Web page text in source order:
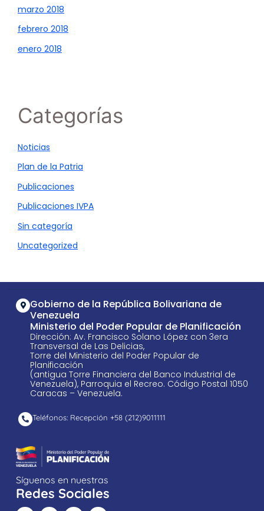
marzo 2018
febrero 2018
enero 2018
Categorías
Noticias
Plan de la Patria
Publicaciones
Publicaciones IVPA
Sin categoría
Uncategorized
Gobierno de la República Bolivariana de
Venezuela
Ministerio del Poder Popular de Planificación
Dirección: Av. Francisco Solano López con 3era
Transversal de Las Delicias,
Torre del Ministerio del Poder Popular de
Planificación
(antigua Torre Financiera del Banco Industrial de
Venezuela), Parroquia el Recreo. Código Postal 1050
Caracas – Venezuela.
Teléfonos: Recepción +58 ​(212)9011111
Síguenos en nuestras
Redes Sociales